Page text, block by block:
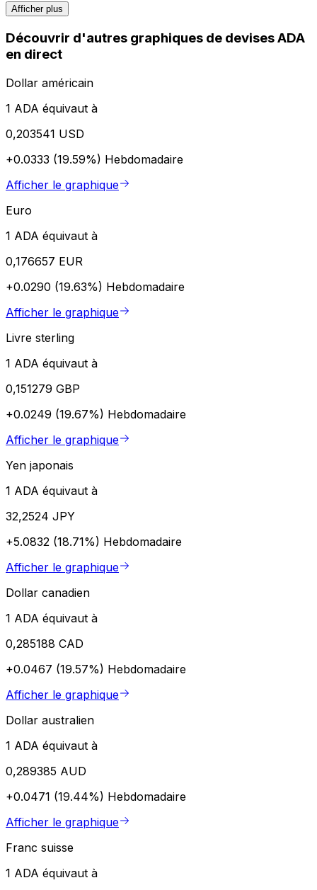
Afficher plus
Découvrir d'autres graphiques de devises ADA
en direct
Dollar américain
1 ADA équivaut à
0,203541 USD
+0.0333 (19.59%) Hebdomadaire
Afficher le graphique
Euro
1 ADA équivaut à
0,176657 EUR
+0.0290 (19.63%) Hebdomadaire
Afficher le graphique
Livre sterling
1 ADA équivaut à
0,151279 GBP
+0.0249 (19.67%) Hebdomadaire
Afficher le graphique
Yen japonais
1 ADA équivaut à
32,2524 JPY
+5.0832 (18.71%) Hebdomadaire
Afficher le graphique
Dollar canadien
1 ADA équivaut à
0,285188 CAD
+0.0467 (19.57%) Hebdomadaire
Afficher le graphique
Dollar australien
1 ADA équivaut à
0,289385 AUD
+0.0471 (19.44%) Hebdomadaire
Afficher le graphique
Franc suisse
1 ADA équivaut à